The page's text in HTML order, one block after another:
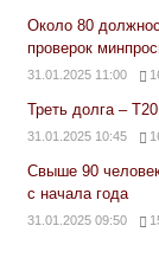
Около 80
проверок
31.01.2025 11:00
Треть долга –
31.01.2025 10:45
Свыше 90
с начала года
31.01.2025 09:50